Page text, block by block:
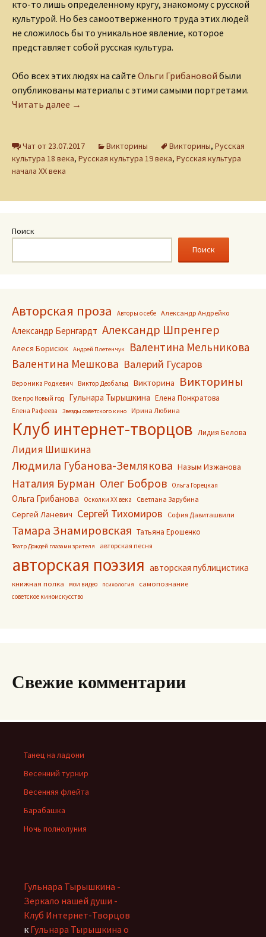
кто-то лишь определенному кругу, знакомому с русской
культурой. Но без самоотверженного труда этих людей
не сложилось бы то уникальное явление, которое
представляет собой русская культура.
Обо всех этих людях на сайте Ольги Грибановой были
опубликованы материалы с этими самыми портретами.
Читать далее Викторина «Знакомые все лица?»
→
Чат от 23.07.2017 Викторины Викторины, Русская
культура 18 века, Русская культура 19 века, Русская культура
начала ХХ века
Поиск
Поиск
Авторская проза Авторы о себе Александр Андрейко
Александр Бернгардт Александр Шпренгер
Алеся Борисюк Андрей Плетенчук
Валентина Мельникова
Валентина Мешкова Валерий Гусаров
Вероника Родкевич Виктор Деобальд Викторина Викторины
Все про Новый год Гульнара Тырышкина Елена Понкратова
Елена Рафеева Звезды советского кино Ирина Любина
Клуб интернет-творцов Лидия Белова
Лидия Шишкина
Людмила Губанова-Землякова Назым Изжанова
Наталия Бурман Олег Бобров Ольга Горецкая
Ольга Грибанова Осколки ХХ века Светлана Зарубина
Сергей Ланевич Сергей Тихомиров София Давиташвили
Тамара Знамировская Татьяна Ерошенко
Театр Дождей глазами зрителя авторская песня
авторская поэзия авторская публицистика
книжная полка мои видео психология самопознание
советское киноискусство
Свежие комментарии
Танец на ладони
Весенний турнир
Весенняя флейта
Барабашка
Ночь полнолуния
Гульнара Тырышкина -
Зеркало нашей души -
Клуб Интернет-Творцов
к Гульнара Тырышкина о